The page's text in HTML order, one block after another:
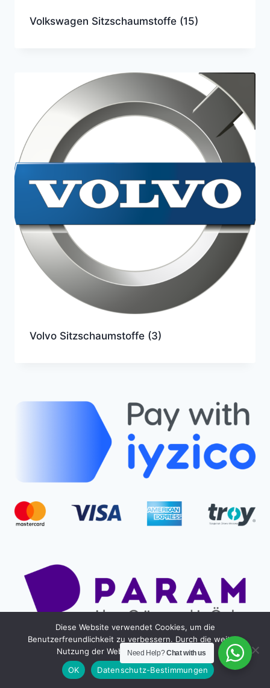
Volkswagen Sitzschaumstoffe (15)
Volvo Sitzschaumstoffe (3)
Need Help?Chat with us
Diese Website verwendet Cookies, um die
Benutzerfreundlichkeit zu verbessern. Durch die weitere
Nutzung der Website stimmst du dem zu.
OK
Datenschutz-Bestimmungen